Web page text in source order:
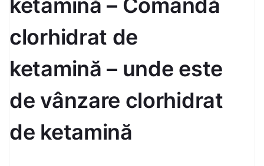
ketamină – Comandă
clorhidrat de
ketamină – unde este
de vânzare clorhidrat
de ketamină